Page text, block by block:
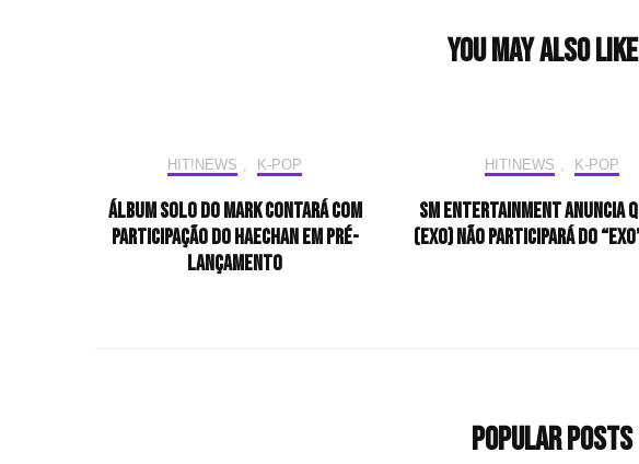
You may also
HIT!NEWS , K-POP
Álbum solo do MARK contará com
participação do HAECHAN em pré-
lançamento
HIT!NEWS , K-POP
SM Entertainment anuncia
(EXO) não participará do
Popular Posts